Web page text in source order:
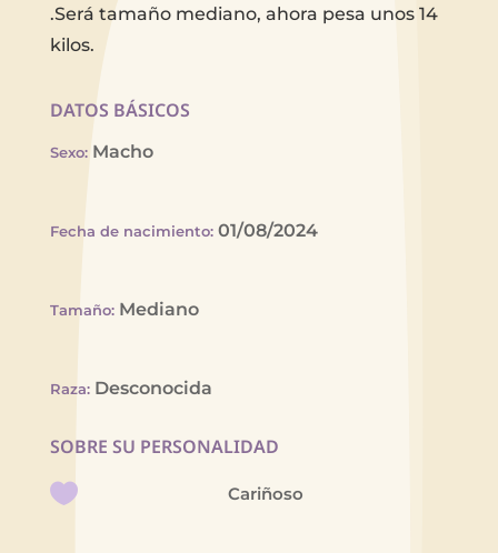
.Será tamaño mediano, ahora pesa unos 14
kilos.
DATOS BÁSICOS
Sexo: Macho
Fecha de nacimiento: 01/08/2024
Tamaño: Mediano
Raza: Desconocida
SOBRE SU PERSONALIDAD
Cariñoso